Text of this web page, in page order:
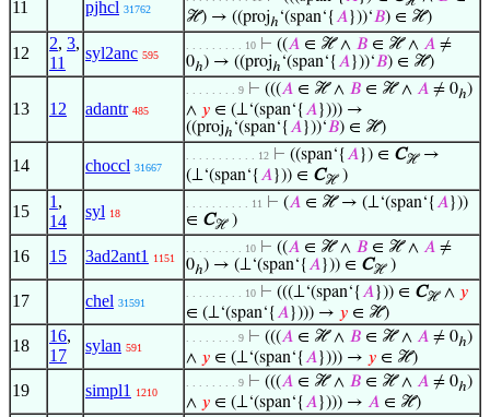
11 pjhcl 31762
ℋ) → ((projℎ ‘(span‘{𝐴}))‘𝐵) ∈ ℋ)
12
2, 3,
11
syl2anc 595
. . . . . . . . . 10 ⊢ ((𝐴 ∈ ℋ ∧ 𝐵 ∈ ℋ ∧ 𝐴 ≠
0ℎ) → ((projℎ ‘(span‘{𝐴}))‘𝐵) ∈ ℋ)
13 12 adantr 485
. . . . . . . . 9 ⊢ (((𝐴 ∈ ℋ ∧ 𝐵 ∈ ℋ ∧ 𝐴 ≠ 0ℎ)
∧ 𝑦 ∈ (⊥‘(span‘{𝐴}))) →
((projℎ ‘(span‘{𝐴}))‘𝐵) ∈ ℋ)
14 choccl 31667
. . . . . . . . . . . 12 ⊢ ((span‘{𝐴}) ∈ Cℋ→
(⊥‘(span‘{𝐴})) ∈ Cℋ)
15
1 ,
14
syl 18
. . . . . . . . . . 11 ⊢ (𝐴 ∈ ℋ → (⊥‘(span‘{𝐴}))
∈ Cℋ)
16 15 3ad2ant1 1151
. . . . . . . . . 10 ⊢ ((𝐴 ∈ ℋ ∧ 𝐵 ∈ ℋ ∧ 𝐴 ≠
0ℎ) → (⊥‘(span‘{𝐴})) ∈ Cℋ)
17 chel 31591
. . . . . . . . . 10 ⊢ (((⊥‘(span‘{𝐴})) ∈ Cℋ∧ 𝑦
∈ (⊥‘(span‘{𝐴}))) → 𝑦 ∈ ℋ)
18
16,
17
sylan 591
. . . . . . . . 9 ⊢ (((𝐴 ∈ ℋ ∧ 𝐵 ∈ ℋ ∧ 𝐴 ≠ 0ℎ)
∧ 𝑦 ∈ (⊥‘(span‘{𝐴}))) → 𝑦 ∈ ℋ)
19 simpl1 1210
. . . . . . . . 9 ⊢ (((𝐴 ∈ ℋ ∧ 𝐵 ∈ ℋ ∧ 𝐴 ≠ 0ℎ)
∧ 𝑦 ∈ (⊥‘(span‘{𝐴}))) → 𝐴 ∈ ℋ)